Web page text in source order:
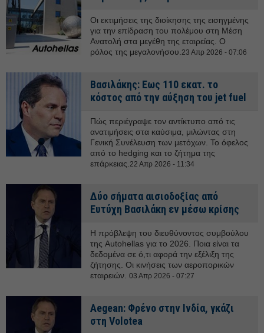
Οι εκτιμήσεις της διοίκησης της εισηγμένης
για την επίδραση του πολέμου στη Μέση
Ανατολή στα μεγέθη της εταιρείας. Ο
ρόλος της μεγαλονήσου. 23 Απρ 2026 - 07:06
Βασιλάκης: Εως 110 εκατ. το
κόστος από την αύξηση του jet fuel
Πώς περιέγραψε τον αντίκτυπο από τις
ανατιμήσεις στα καύσιμα, μιλώντας στη
Γενική Συνέλευση των μετόχων. Το όφελος
από το hedging και το ζήτημα της
επάρκειας. 22 Απρ 2026 - 11:34
Δύο σήματα αισιοδοξίας από
Ευτύχη Βασιλάκη εν μέσω κρίσης
Η πρόβλεψη του διευθύνοντος συμβούλου
της Autohellas για το 2026. Ποια είναι τα
δεδομένα σε ό,τι αφορά την εξέλιξη της
ζήτησης. Οι κινήσεις των αεροπορικών
εταιρειών.03 Απρ 2026 - 07:27
Aegean: Φρένο στην Ινδία, γκάζι
στη Volotea